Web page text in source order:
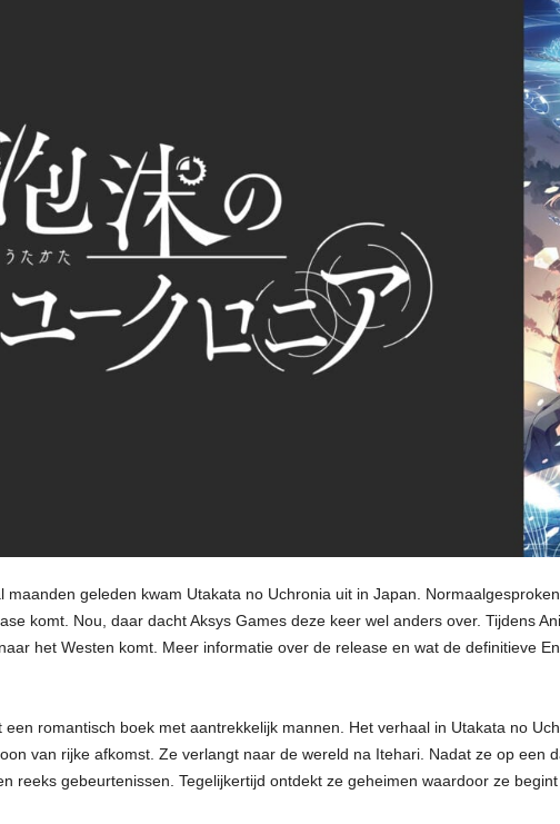
maanden geleden kwam Utakata no Uchronia uit in Japan.
komt. Nou, daar dacht Aksys Games deze keer wel anders over. Tijdens
het Westen komt. Meer informatie over de release en wat de definitieve
een romantisch boek met aantrekkelijk mannen. Het verhaal in Utakata no
van rijke afkomst. Ze verlangt naar de wereld na Itehari. Nadat ze op een
reeks gebeurtenissen. Tegelijkertijd ontdekt ze geheimen waardoor ze